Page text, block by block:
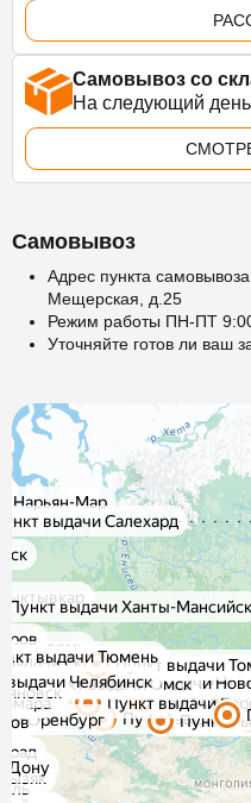
Самовывоз со
На следующий день
Самовывоз
Адрес пункта
Мещерская, д.25
Режим работы ПН-ПТ
Уточняйте готов ли ваш